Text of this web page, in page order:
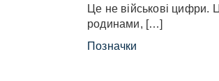
Це не військові
родинами, […]
Позначки